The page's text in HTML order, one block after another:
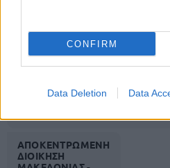
CONFIRM
Data Deletion Data
ΑΠΟΚΕΝΤΡΩΜΕΝΗ
ΔΙΟΙΚΗΣΗ ΚΡΗΤΗΣ
Χανίων Χανίων
ΑΠΟΚΕΝΤΡΩΜΕΝΗ
ΔΙΟΙΚΗΣΗ